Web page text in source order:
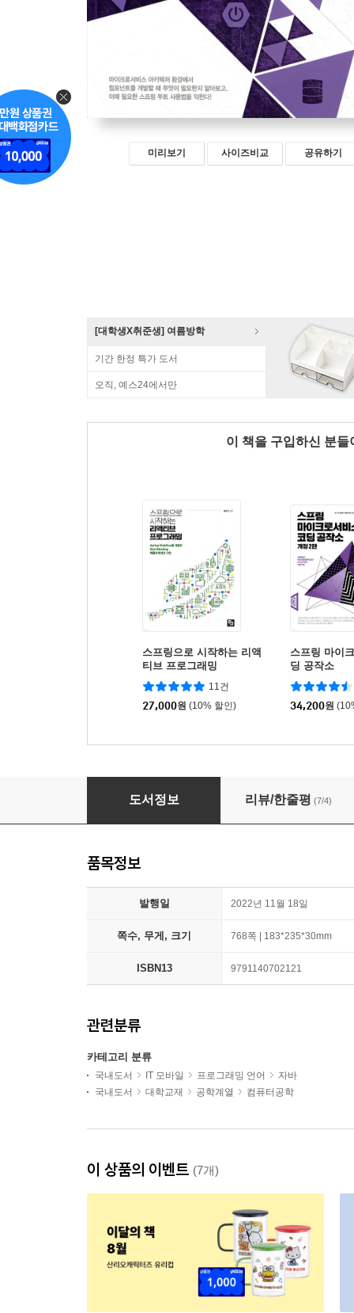
미리보기 사이즈비교 공유하기
[대학생X취준생] 여름방학
기간 한정 특가 도서
오직, 예스24에서만
이 책을 구입하신 분
스프링으로 시작하는 리액
티브 프로그래밍
11건
27,000원 (10% 할인)
스프링 마이
딩 공작소
34,200원
스프링 부트로 개발하는 MSA 컴포넌트
도서정보 리뷰/한줄평 (7/4)
품목정보
발행일 2022년 11월 18일
쪽수, 무게, 크기 768쪽 | 183*235*30mm
ISBN13 9791140702121
관련분류
카테고리 분류
국내도서 IT 모바일 프로그래밍 언어
자바
국내도서
대학교재 공학계열 컴퓨터공학
이 상품의 이벤트 (7개)